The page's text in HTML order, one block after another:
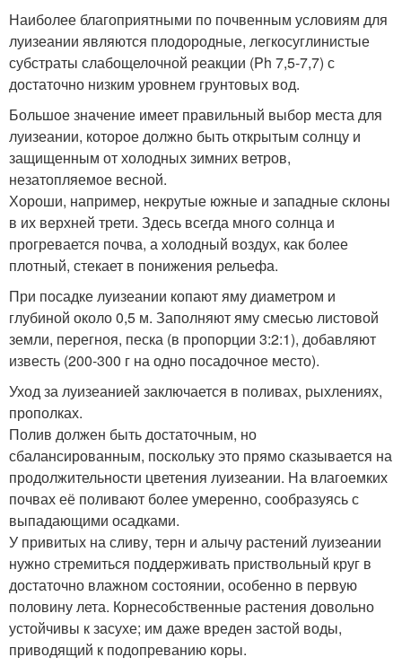
Наиболее благоприятными по почвенным условиям для
луизеании являются плодородные, легкосуглинистые
субстраты слабощелочной реакции (Ph 7,5-7,7) с
достаточно низким уровнем грунтовых вод.
Большое значение имеет правильный выбор места для
луизеании, которое должно быть открытым солнцу и
защищенным от холодных зимних ветров,
незатопляемое весной.
Хороши, например, некрутые южные и западные склоны
в их верхней трети. Здесь всегда много солнца и
прогревается почва, а холодный воздух, как более
плотный, стекает в понижения рельефа.
При посадке луизеании копают яму диаметром и
глубиной около 0,5 м. Заполняют яму смесью листовой
земли, перегноя, песка (в пропорции 3:2:1), добавляют
известь (200-300 г на одно посадочное место).
Уход за луизеанией заключается в поливах, рыхлениях,
прополках.
Полив должен быть достаточным, но
сбалансированным, поскольку это прямо сказывается на
продолжительности цветения луизеании. На влагоемких
почвах её поливают более умеренно, сообразуясь с
выпадающими осадками.
У привитых на сливу, терн и алычу растений луизеании
нужно стремиться поддерживать приствольный круг в
достаточно влажном состоянии, особенно в первую
половину лета. Корнесобственные растения довольно
устойчивы к засухе; им даже вреден застой воды,
приводящий к подопреванию коры.